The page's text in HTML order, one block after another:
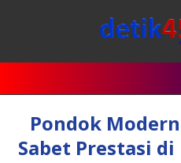
Pondok
Sabet Prestasi